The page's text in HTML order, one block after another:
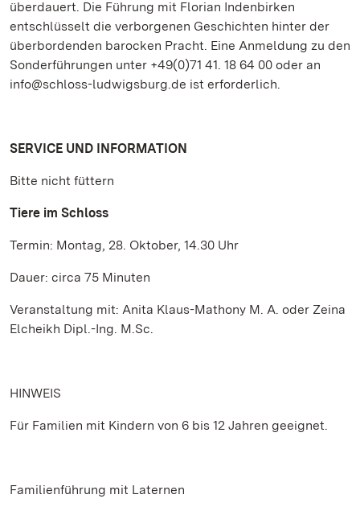
überdauert. Die Führung mit Florian Indenbirken
entschlüsselt die verborgenen Geschichten hinter der
überbordenden barocken Pracht. Eine Anmeldung zu den
Sonderführungen unter +49(0)71 41. 18 64 00 oder an
info@schloss-ludwigsburg.de ist erforderlich.
SERVICE UND INFORMATION
Bitte nicht füttern
Tiere im Schloss
Termin: Montag, 28. Oktober, 14.30 Uhr
Dauer: circa 75 Minuten
Veranstaltung mit: Anita Klaus-Mathony M. A. oder Zeina
Elcheikh Dipl.-Ing. M.Sc.
HINWEIS
Für Familien mit Kindern von 6 bis 12 Jahren geeignet.
Familienführung mit Laternen